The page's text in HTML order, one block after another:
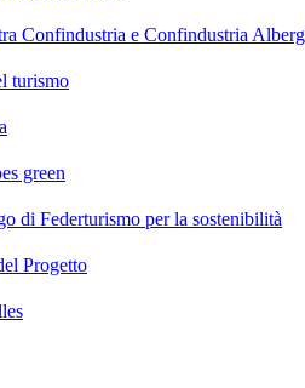
Confindustria e Confindustria
turismo
green
di Federturismo per la sostenibilità
Progetto